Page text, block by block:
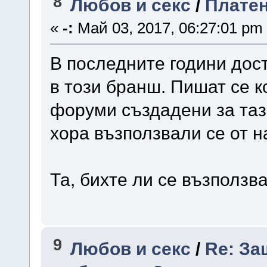
Любов и секс /
« -: Май 03, 2017, 06:27:01 pm
В последните години
в този бранш. Пишат се
форуми създадени за
хора възползвали се от
Та, бихте ли се
9 Любов и секс / Re: